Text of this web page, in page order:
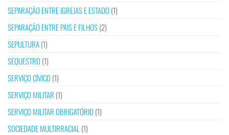
SEPARAÇÃO ENTRE IGREJAS E ESTADO (1)
SEPARAÇÃO ENTRE PAIS E FILHOS(2)
SEPULTURA(1)
SEQUESTRO (1)
SERVIÇO CÍVICO (1)
SERVIÇO MILITAR (1)
SERVIÇO MILITAR OBRIGATÓRIO (1)
SOCIEDADE MULTIRRACIAL (1)